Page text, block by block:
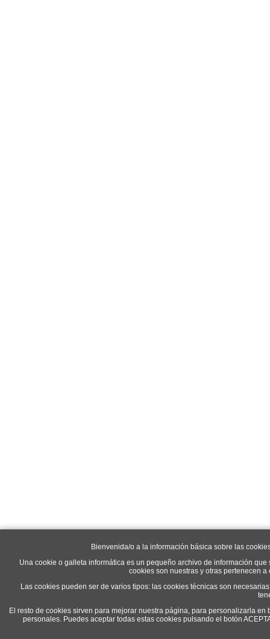
Bienvenida/o a la información básica sobre las
Una cookie o galleta informática es un pequeño archivo de información
cookies son nuestras y otras pertenecen
Las cookies pueden ser de varios tipos: las cookies técnicas son
El resto de cookies sirven para mejorar nuestra página, para personalizarla
personales. Puedes aceptar todas estas cookies pulsando el botón